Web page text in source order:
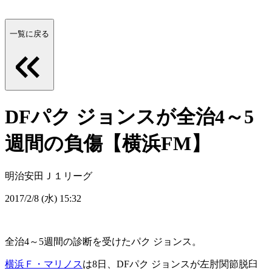
一覧に戻る
DFパク ジョンスが全治4～5
週間の負傷【横浜FM】
明治安田Ｊ１リーグ
2017/2/8 (水) 15:32
全治4～5週間の診断を受けたパク ジョンス。
横浜Ｆ・マリノスは8日、DFパク ジョンスが左肘関節脱臼